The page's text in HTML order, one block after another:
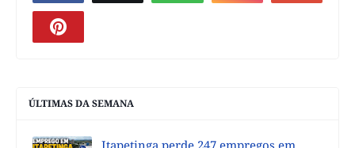
ÚLTIMAS DA SEMANA
Itapetinga perde 247 empregos em